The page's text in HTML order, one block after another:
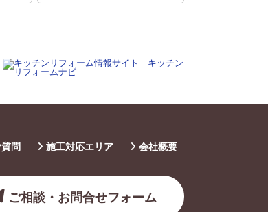
問 施工対応エリア 会社概要
ご相談・お問合せフォーム